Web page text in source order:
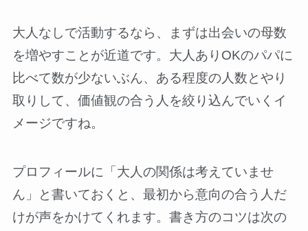
大人なしで活動するなら、まずは出会いの母数
を増やすことが近道です。大人ありOKのパパに
比べて数が少ないぶん、ある程度の人数とやり
取りして、価値観の合う人を絞り込んでいくイ
メージですね。
プロフィールに「大人の関係は考えていませ
ん」と書いておくと、最初から意向の合う人だ
けが声をかけてくれます。書き方のコツは次の